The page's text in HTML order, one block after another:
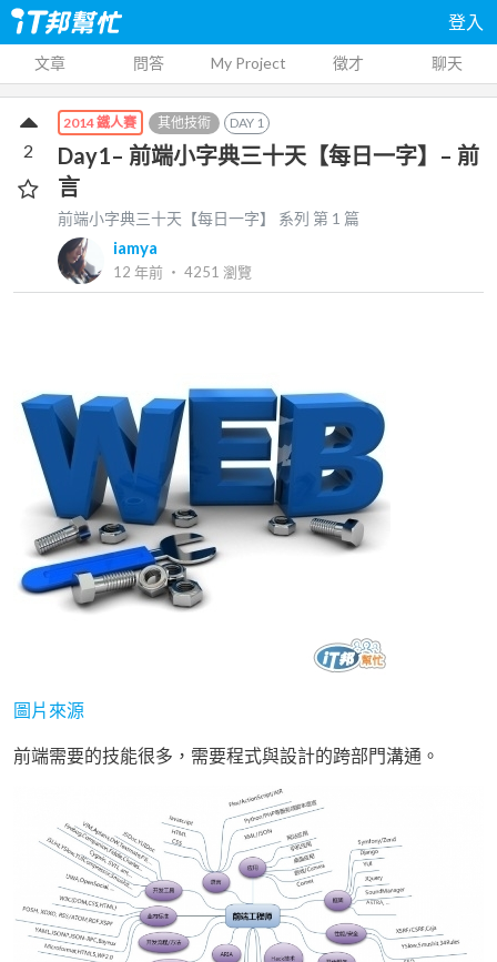
登入
文章 問答 My Project 徵才 聊天
2014 鐵人賽 其他技術 DAY 1
Day1– 前端小字典三十天【每日一字】– 前
言
前端小字典三十天【每日一字】 系列 第 1 篇
iamya
12 年前 ‧ 4251 瀏覽
2
圖片來源
前端需要的技能很多，需要程式與設計的跨部門溝通。